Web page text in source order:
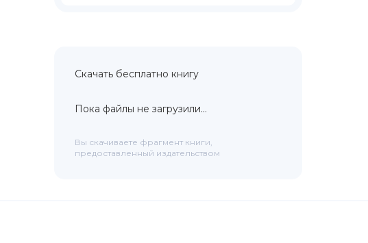
Скачать бесплатно книгу
Пока файлы не загрузили...
Вы скачиваете фрагмент книги,
предоставленный издательством